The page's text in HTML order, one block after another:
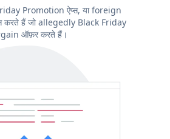
Promotion ऐप्स, या foreign
करते हैं जो allegedly Black Friday
ऑफ़र करते हैं।